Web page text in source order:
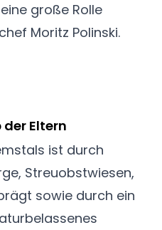
große Rolle
Moritz Polinski.
Eltern
ist durch
Streuobstwiesen,
sowie durch ein